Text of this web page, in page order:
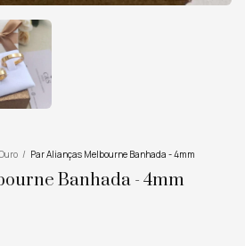
/ Par Alianças Melbourne Banhada - 4mm
Banhada - 4mm